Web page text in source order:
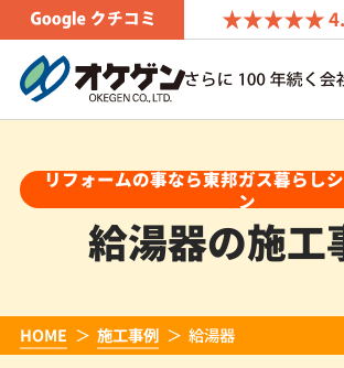
リフォームの事なら東邦ガス暮らし
ン
給湯器の施工
HOME 施工事例 給湯器